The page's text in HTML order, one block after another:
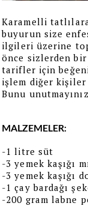
Karamelli
buyurun size
ilgileri üzerine
önce sizlerden
tarifler için beğeni
işlem diğer
Bunu
MALZEMELER:
-1 litre süt
-3 yemek kaşığı
-3 yemek kaşığı
-1 çay bardağı
-200 gram labne